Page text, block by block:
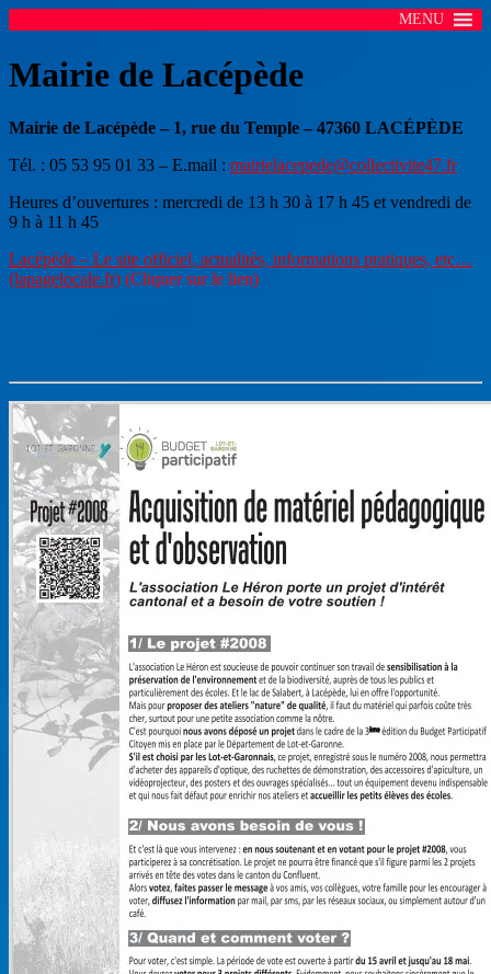
MENU
Mairie de Lacépède
Mairie de Lacépède – 1, rue du Temple – 47360 LACÉPÈDE
Tél. : 05 53 95 01 33 – E.mail : mairielacepede@collectivite47.fr
Heures d’ouvertures : mercredi de 13 h 30 à 17 h 45 et vendredi de
9 h à 11 h 45
Lacépède – Le site officiel, actualités, informations pratiques, etc…
(lapagelocale.fr) (Cliquer sur le lien)